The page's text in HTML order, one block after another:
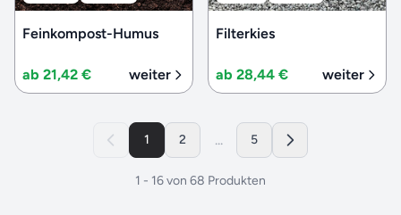
Feinkompost-Humus
ab 21,42 € weiter
Filterkies
ab 28,44 € weiter
1 2 ... 5
1 - 16von 68 Produkten